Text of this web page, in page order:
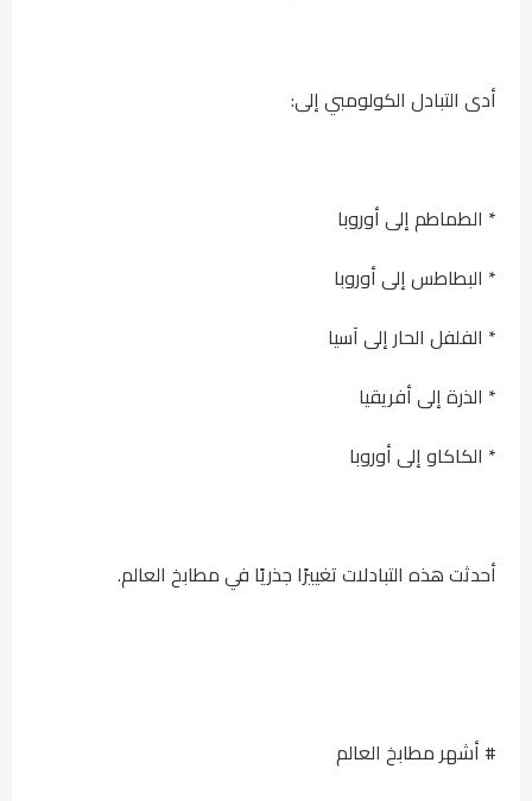
أدى التبادل الكولومبي إلى:
* الطماطم إلى أوروبا
* البطاطس إلى أوروبا
* الفلفل الحار إلى آسيا
* الذرة إلى أفريقيا
* ​​الكاكاو إلى أوروبا
أحدثت هذه التبادلات تغييرًا جذريًا في مطابخ العالم.
# أشهر مطابخ العالم